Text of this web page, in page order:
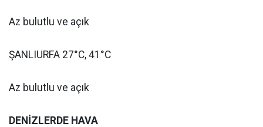
Az bulutlu ve açık
ŞANLIURFA 27°C, 41°C
Az bulutlu ve açık
DENİZLERDE HAVA